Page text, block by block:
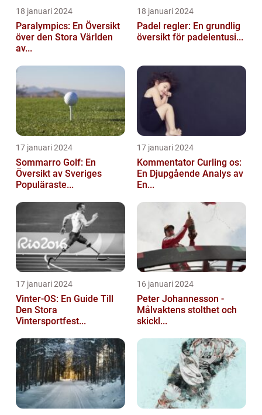
18 januari 2024
Paralympics: En Översikt
över den Stora Världen
av...
18 januari 2024
Padel regler: En grundlig
översikt för padelentusi...
17 januari 2024
Sommarro Golf: En
Översikt av Sveriges
Populäraste...
17 januari 2024
Kommentator Curling os:
En Djupgående Analys av
En...
17 januari 2024
Vinter-OS: En Guide Till
Den Stora
Vintersportfest...
16 januari 2024
Peter Johannesson -
Målvaktens stolthet och
skickl...